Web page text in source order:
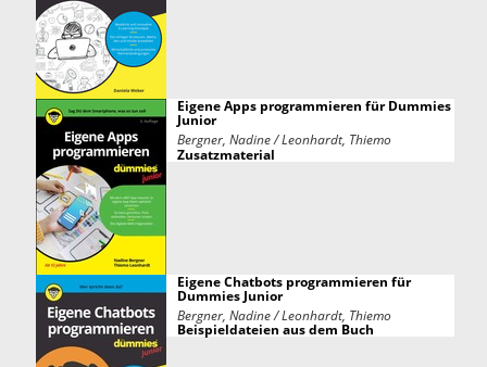
Eigene Apps programmieren für Dummies
Junior
Bergner, Nadine / Leonhardt, Thiemo
Zusatzmaterial
Eigene Chatbots programmieren für
Dummies Junior
Bergner, Nadine / Leonhardt, Thiemo
Beispieldateien aus dem Buch